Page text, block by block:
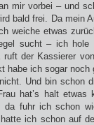
mir vorbei – und
bald frei. Da mein
weiche etwas
sucht – ich hole
der Kassierer
habe ich sogar noch
Und bin schon
hat’s halt etwas
da fuhr ich schon
ich schon auf